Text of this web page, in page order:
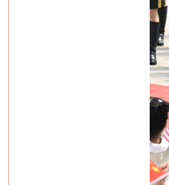
这是一记警钟！